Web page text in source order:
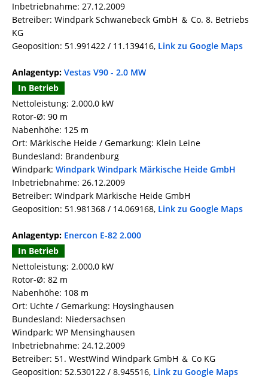
Inbetriebnahme: 27.12.2009
Betreiber: Windpark Schwanebeck GmbH ＆ Co. 8. Betriebs
KG
Geoposition: 51.991422 / 11.139416, Link zu Google Maps
Anlagentyp: Vestas V90 - 2.0 MW
In Betrieb
Nettoleistung: 2.000,0 kW
Rotor-Ø: 90 m
Nabenhöhe: 125 m
Ort: Märkische Heide / Gemarkung: Klein Leine
Bundesland: Brandenburg
Windpark: Windpark Windpark Märkische Heide GmbH
Inbetriebnahme: 26.12.2009
Betreiber: Windpark Märkische Heide GmbH
Geoposition: 51.981368 / 14.069168, Link zu Google Maps
Anlagentyp: Enercon E-82 2.000
In Betrieb
Nettoleistung: 2.000,0 kW
Rotor-Ø: 82 m
Nabenhöhe: 108 m
Ort: Uchte / Gemarkung: Hoysinghausen
Bundesland: Niedersachsen
Windpark: WP Mensinghausen
Inbetriebnahme: 24.12.2009
Betreiber: 51. WestWind Windpark GmbH ＆ Co KG
Geoposition: 52.530122 / 8.945516, Link zu Google Maps